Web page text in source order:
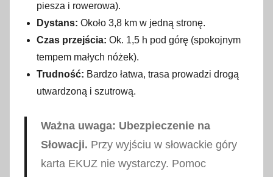
piesza i rowerowa).
Dystans: Około 3,8 km w jedną stronę.
Czas przejścia: Ok. 1,5 h pod górę (spokojnym
tempem małych nóżek).
Trudność: Bardzo łatwa, trasa prowadzi drogą
utwardzoną i szutrową.
Ważna uwaga: Ubezpieczenie na
Słowacji. Przy wyjściu w słowackie góry
karta EKUZ nie wystarczy. Pomoc